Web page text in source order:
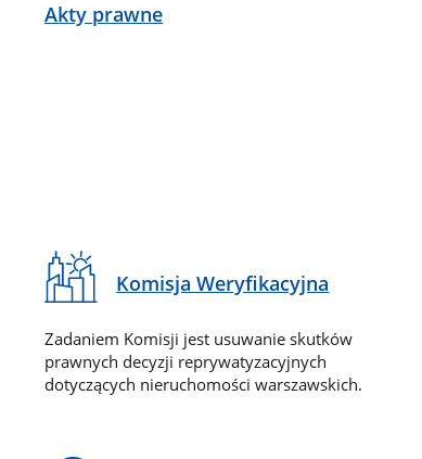
Akty prawne
Komisja Weryfikacyjna
Zadaniem Komisji jest usuwanie skutków
prawnych decyzji reprywatyzacyjnych
dotyczących nieruchomości warszawskich.